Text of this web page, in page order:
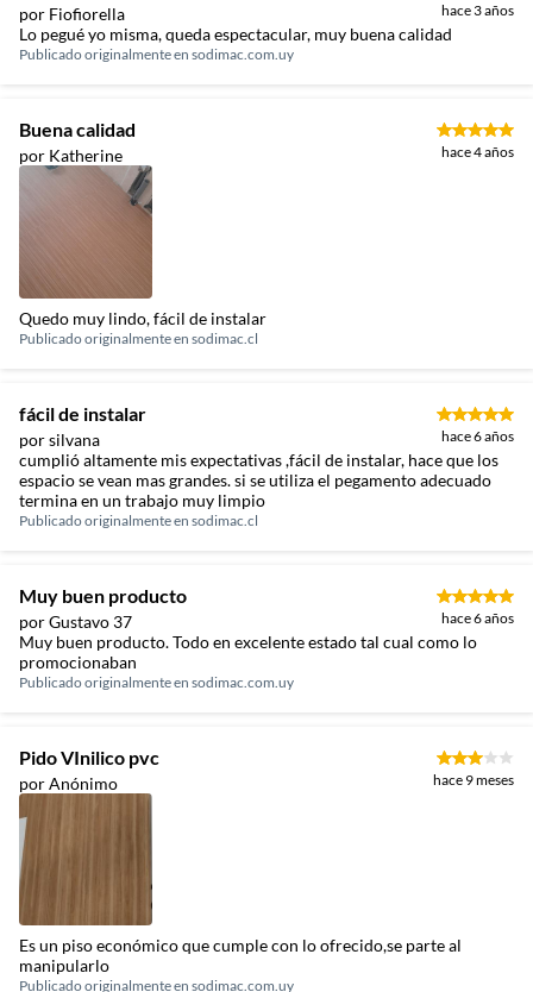
por Fiofiorella hace 3 años
Lo pegué yo misma, queda espectacular, muy buena calidad
Publicado originalmente en sodimac.com.uy
Buena calidad
por Katherine hace 4 años
Quedo muy lindo, fácil de instalar
Publicado originalmente en sodimac.cl
fácil de instalar
por silvana hace 6 años
cumplió altamente mis expectativas ,fácil de instalar, hace que los
espacio se vean mas grandes. si se utiliza el pegamento adecuado
termina en un trabajo muy limpio
Publicado originalmente en sodimac.cl
Muy buen producto
por Gustavo 37 hace 6 años
Muy buen producto. Todo en excelente estado tal cual como lo
promocionaban
Publicado originalmente en sodimac.com.uy
Pido VInilico pvc
por Anónimo hace 9 meses
Es un piso económico que cumple con lo ofrecido,se parte al
manipularlo
Publicado originalmente en sodimac.com.uy